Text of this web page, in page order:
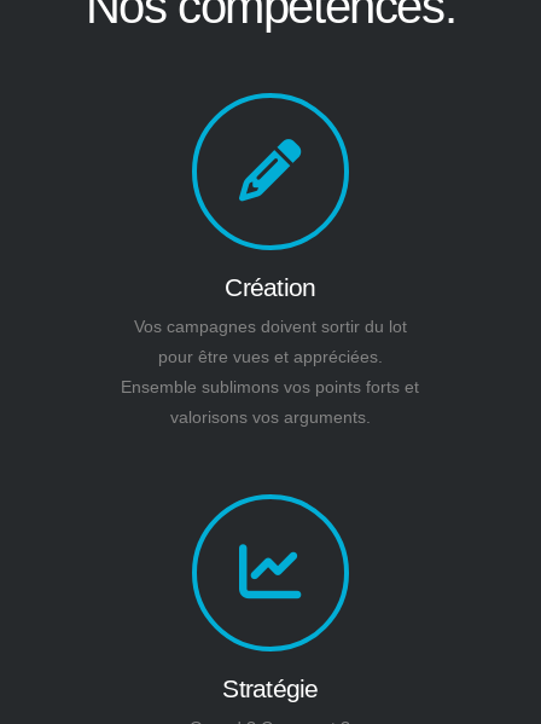
Création
Vos campagnes doivent sortir du lot
pour être vues et appréciées.
Ensemble sublimons vos points forts et
valorisons vos arguments.
Stratégie